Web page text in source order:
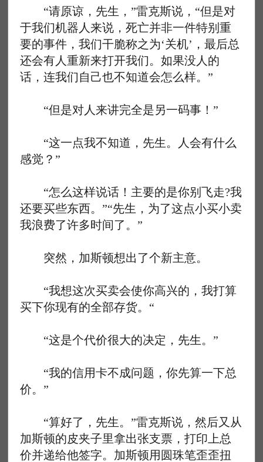
“请原谅，先生，”雷克斯说，“但是对
于我们机器人来说，死亡并非一件特别重
要的事件，我们干脆称之为‘关机’，最后总
还会有人重新来打开我们。如果没人的
话，连我们自己也不知道会怎么样。”
“但是对人来讲完全是另一码事！”
“这一点我不知道，先生。人会有什么
感觉？”
“怎么这样说话！主要的是你别飞走?我
还要买些东西。”“先生，为了这点小买小卖
我浪费了许多时间了。”
突然，加斯顿想出了个新主意。
“我想这次买卖会使你高兴的，我打算
买下你现有的全部存货。“
“这是个代价很大的决定，先生。”
“我的信用卡不成问题，你先算一下总
价。”
“算好了，先生。”雷克斯说，然后又从
加斯顿的皮夹子里拿出张支票，打印上总
价并递给他签字。加斯顿用圆珠笔歪歪扭